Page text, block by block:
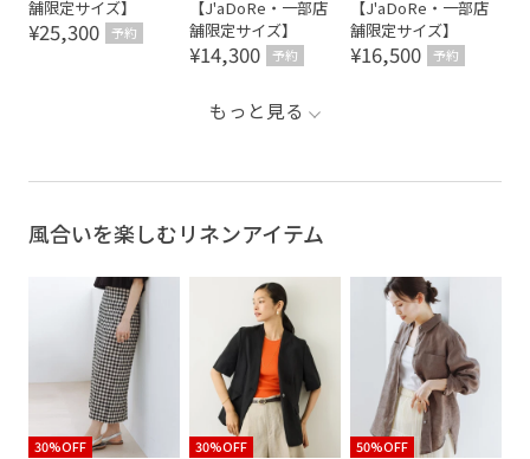
舗限定サイズ】
¥25,300 予約
【J'aDoRe・一部店
舗限定サイズ】
¥14,300 予約
【J'aDoRe・一部店
舗限定サイズ】
¥16,500 予約
もっと見る
風合いを楽しむリネンアイテム
30%OFF 30%OFF 50%OFF